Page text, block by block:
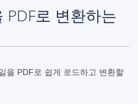
PDF로 변환하는
을 PDF로 쉽게 로드하고 변환할